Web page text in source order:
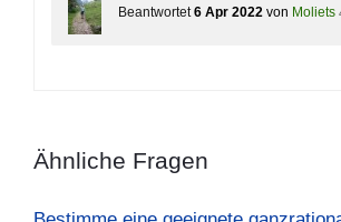
Beantwortet 6 Apr 2022 von Moliets
Ähnliche Fragen